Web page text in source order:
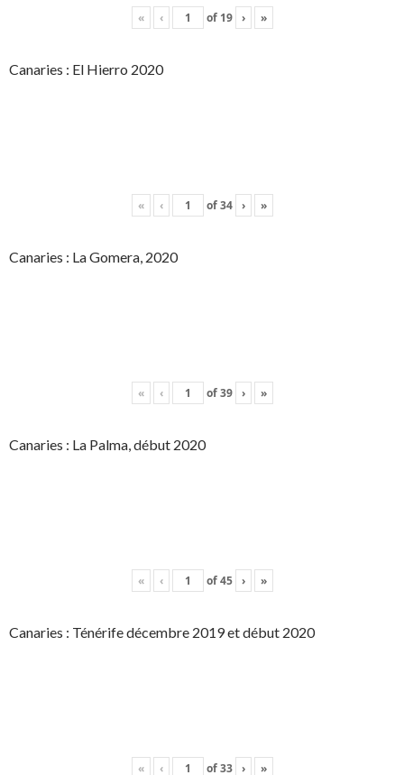
« ‹ of 19 › »
Canaries : El Hierro 2020
« ‹ of34 › »
Canaries : La Gomera, 2020
« ‹ of39 › »
Canaries : La Palma, début 2020
« ‹ of45 › »
Canaries : Ténérife décembre 2019 et début 2020
« ‹ of33 › »